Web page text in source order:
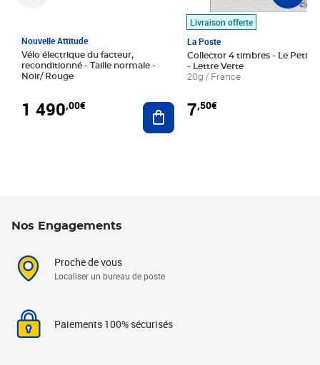
Nouvelle Attitude
Vélo électrique du facteur,
reconditionné - Taille normale -
Noir/ Rouge
1 490,00€ Ajouter au panier
Livraison offerte
La Poste
Collector 4 timbres - Le Petit
- Lettre Verte
20g / France
7,50€
Nos Engagements
Proche de vous
Localiser un bureau de poste
Paiements 100% sécurisés